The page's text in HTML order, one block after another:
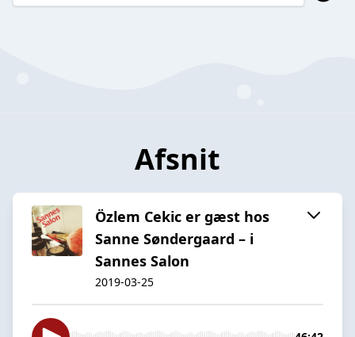
Afsnit
Özlem Cekic er gæst hos
Sanne Søndergaard – i
Sannes Salon
2019-03-25